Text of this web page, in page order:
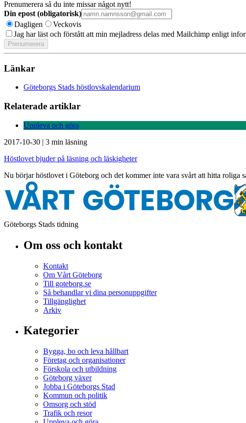
Prenumerera så du inte missar något nytt!
Din epost (obligatorisk)
Dagligen
Veckovis
Jag har läst och förstått att min mejladress delas med Mailchimp enligt
Länkar
Göteborgs Stads höstlovskalendarium
Relaterade artiklar
Uppleva och göra
2017-10-30 | 3 min läsning
Höstlovet bjuder på läsning och läskigheter
Nu börjar höstlovet i Göteborg och det kommer inte vara svårt att hitta roliga
Göteborgs Stads tidning
Om oss och kontakt
Kontakt
Om Vårt Göteborg
Till goteborg.se
Så behandlar vi dina personuppgifter
Tillgänglighet
Arkiv
Kategorier
Bygga, bo och leva hållbart
Företag och organisationer
Förskola och utbildning
Göteborg växer
Jobba i Göteborgs Stad
Kommun och politik
Omsorg och stöd
Trafik och resor